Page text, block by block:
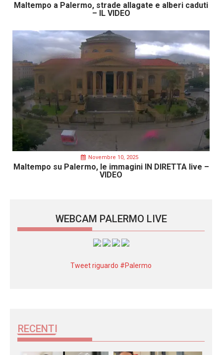
Maltempo a Palermo, strade allagate e alberi caduti
– IL VIDEO
Novembre 10, 2025
Maltempo su Palermo, le immagini IN DIRETTA live –
VIDEO
WEBCAM PALERMO LIVE
Tweet riguardo #Palermo
RECENTI